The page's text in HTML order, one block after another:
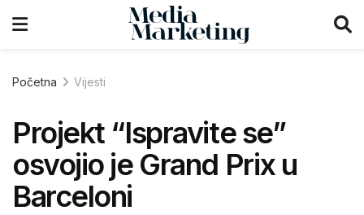
Početna Vijesti
Projekt “Ispravite se”
osvojio je Grand Prix u
Barceloni